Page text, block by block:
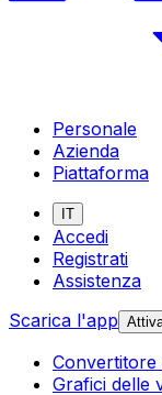
Personale
Azienda
Piattaforma
IT
Accedi
Registrati
Assistenza
Scarica l'app
Convertitore
Grafici delle